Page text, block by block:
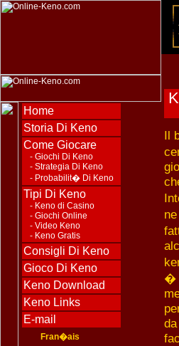
Home
Storia Di Keno
Come Giocare
- Giochi Di Keno
- Strategia Di Keno
- Probabilit� Di Keno
Tipi Di Keno
- Keno di Casino
- Giochi Online
- Video Keno
- Keno Gratis
Consigli Di Keno
Gioco Di Keno
Keno Download
Keno Links
E-mail
Fran�ais
Il
�